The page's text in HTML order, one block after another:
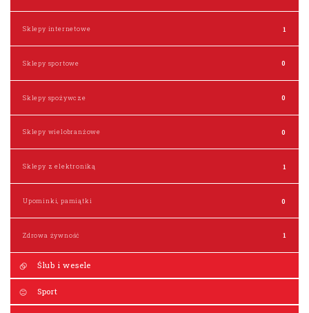
Sklepy internetowe 1
Sklepy sportowe 0
Sklepy spożywcze 0
Sklepy wielobranżowe 0
Sklepy z elektroniką 1
Upominki, pamiątki 0
Zdrowa żywność 1
Ślub i wesele
Sport